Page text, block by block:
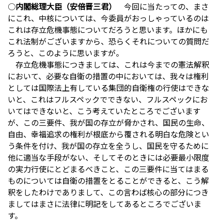
○内閣総理大臣（安倍晋三君）
今回に当たっての、まさ
にこれ、中核については、今委員がおっしゃっているのは
これは存立危機事態についてだろうと思います。ほかにも
これ法制がございますから、恐らくそれについての質問だ
ろうと、このように思いますが。
存立危機事態につきましては、これは今までの憲法解釈
において、必要な自衛の措置の中においては、我々は権利
としては国際法上有している集団的自衛権の行使はできな
いと、これはフルスペックでできない、フルスペックにお
いてはできないと、こう考えていたところでございます
が、この三要件、我が国の存立が脅かされ、国民の生命、
自由、幸福追求の権利が根底から覆される明白な危険とい
う条件を付け、我が国の存立を全うし、国民を守るために
他に適当な手段がない、そしてそのときには必要最小限度
の実力行使にとどまるべきこと、この三要件に当てはまる
ものについては自衛の措置をとることができると、こう解
釈をしたわけでありまして、この言わば核心の部分につき
ましてはまさに法律に明記をしてあるところでございま
す。